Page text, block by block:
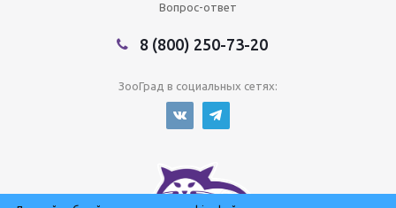
Вопрос-ответ
8 (800) 250-73-20
ЗооГрад в социальных сетях: